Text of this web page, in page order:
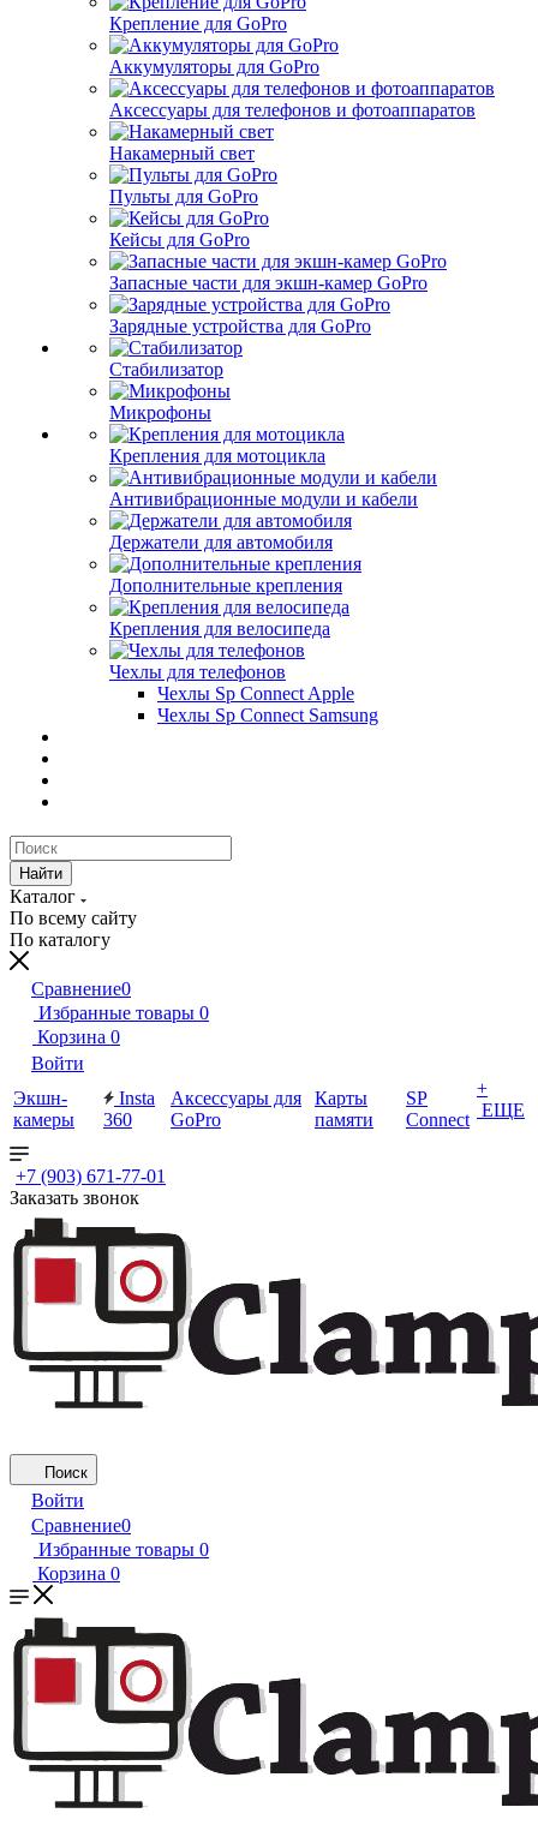
Крепление для GoPro
Аккумуляторы для GoPro
Аксессуары для телефонов и фотоаппаратов
Накамерный свет
Пульты для GoPro
Кейсы для GoPro
Запасные части для экшн-камер GoPro
Зарядные устройства для GoPro
Стабилизатор
Микрофоны
Крепления для мотоцикла
Антивибрационные модули и кабели
Держатели для автомобиля
Дополнительные крепления
Крепления для велосипеда
Чехлы для телефонов
Чехлы Sp Connect Apple
Чехлы Sp Connect Samsung
Найти
Каталог
По всему сайту
По каталогу
Сравнение0
Избранные товары 0
Корзина 0
Войти
Экшн-
камеры
Insta
360
Аксессуары для
GoPro
Карты
памяти
SP
Connect
+
ЕЩЕ
+7 (903) 671-77-01
Заказать звонок
Поиск
Войти
Сравнение0
Избранные товары 0
Корзина 0